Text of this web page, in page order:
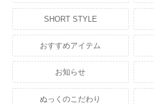
SHORT STYLE
おすすめアイテム
お知らせ
ぬっくのこだわり